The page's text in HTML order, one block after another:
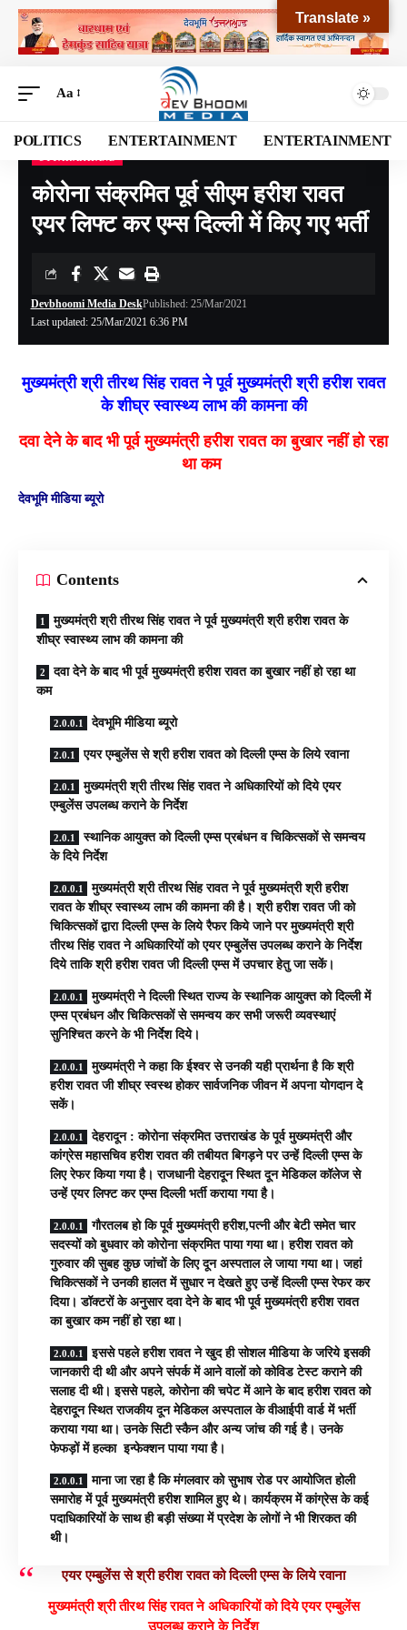
Aa
POLITICS ENTERTAINMENT ENTERTAINMENT
Devbhoomi Media>Blog>NATIONAL>UTTARAKHAND>कोरोना संक्रमित पूर्व सीएम हरीश रावत एयर लिफ्ट कर एम्स दिल्ली में किए गए भर्ती
कोरोना संक्रमित पूर्व सीएम हरीश रावत
एयर लिफ्ट कर एम्स दिल्ली में किए गए भर्ती
Last updated: 25/Mar/2021 6:36 PM
Devbhoomi Media DeskPublished: 25/Mar/2021
मुख्यमंत्री श्री तीरथ सिंह रावत ने पूर्व मुख्यमंत्री श्री हरीश रावत
के शीघ्र स्वास्थ्य लाभ की कामना की
दवा देने के बाद भी पूर्व मुख्यमंत्री हरीश रावत का बुखार नहीं हो रहा
था कम
देवभूमि मीडिया ब्यूरो
Contents
मुख्यमंत्री श्री तीरथ सिंह रावत ने पूर्व मुख्यमंत्री श्री हरीश रावत के
शीघ्र स्वास्थ्य लाभ की कामना की
दवा देने के बाद भी पूर्व मुख्यमंत्री हरीश रावत का बुखार नहीं हो रहा था
कम
देवभूमि मीडिया ब्यूरो
एयर एम्बुलेंस से श्री हरीश रावत को दिल्ली एम्स के लिये रवाना
मुख्यमंत्री श्री तीरथ सिंह रावत ने अधिकारियों को दिये एयर
एम्बुलेंस उपलब्ध कराने के निर्देश
स्थानिक आयुक्त को दिल्ली एम्स प्रबंधन व चिकित्सकों से समन्वय
के दिये निर्देश
मुख्यमंत्री श्री तीरथ सिंह रावत ने पूर्व मुख्यमंत्री श्री हरीश
रावत के शीघ्र स्वास्थ्य लाभ की कामना की है। श्री हरीश रावत जी को
चिकित्सकों द्वारा दिल्ली एम्स के लिये रैफर किये जाने पर मुख्यमंत्री श्री
तीरथ सिंह रावत ने अधिकारियों को एयर एम्बुलेंस उपलब्ध कराने के निर्देश
दिये ताकि श्री हरीश रावत जी दिल्ली एम्स में उपचार हेतु जा सकें।
मुख्यमंत्री ने दिल्ली स्थित राज्य के स्थानिक आयुक्त को दिल्ली में
एम्स प्रबंधन और चिकित्सकों से समन्वय कर सभी जरूरी व्यवस्थाएं
सुनिश्चित करने के भी निर्देश दिये।
मुख्यमंत्री ने कहा कि ईश्वर से उनकी यही प्रार्थना है कि श्री
हरीश रावत जी शीघ्र स्वस्थ होकर सार्वजनिक जीवन में अपना योगदान दे
सकें।
देहरादून : कोरोना संक्रमित उत्तराखंड के पूर्व मुख्यमंत्री और
कांग्रेस महासचिव हरीश रावत की तबीयत बिगड़ने पर उन्हें दिल्ली एम्स के
लिए रेफर किया गया है। राजधानी देहरादून स्थित दून मेडिकल कॉलेज से
उन्हें एयर लिफ्ट कर एम्स दिल्ली भर्ती कराया गया है।
गौरतलब हो कि पूर्व मुख्यमंत्री हरीश,पत्नी और बेटी समेत चार
सदस्यों को बुधवार को कोरोना संक्रमित पाया गया था। हरीश रावत को
गुरुवार की सुबह कुछ जांचों के लिए दून अस्पताल ले जाया गया था। जहां
चिकित्सकों ने उनकी हालत में सुधार न देखते हुए उन्हें दिल्ली एम्स रेफर कर
दिया। डॉक्टरों के अनुसार दवा देने के बाद भी पूर्व मुख्यमंत्री हरीश रावत
का बुखार कम नहीं हो रहा था।
इससे पहले हरीश रावत ने खुद ही सोशल मीडिया के जरिये इसकी
जानकारी दी थी और अपने संपर्क में आने वालों को कोविड टेस्ट कराने की
सलाह दी थी। इससे पहले, कोरोना की चपेट में आने के बाद हरीश रावत को
देहरादून स्थित राजकीय दून मेडिकल अस्पताल के वीआईपी वार्ड में भर्ती
कराया गया था। उनके सिटी स्कैन और अन्य जांच की गई है। उनके
फेफड़ों में हल्का इन्फेक्शन पाया गया है।
माना जा रहा है कि मंगलवार को सुभाष रोड पर आयोजित होली
समारोह में पूर्व मुख्यमंत्री हरीश शामिल हुए थे। कार्यक्रम में कांग्रेस के कई
पदाधिकारियों के साथ ही बड़ी संख्या में प्रदेश के लोगों ने भी शिरकत की
थी।
एयर एम्बुलेंस से श्री हरीश रावत को दिल्ली एम्स के लिये रवाना
मुख्यमंत्री श्री तीरथ सिंह रावत ने अधिकारियों को दिये एयर एम्बुलेंस
उपलब्ध कराने के निर्देश
Translate »